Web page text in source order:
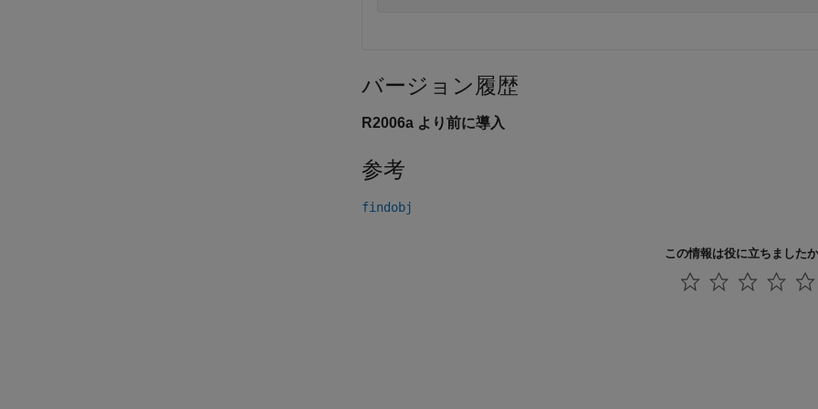
バージョン履歴
R2006a より前に導入
参考
findobj
この情報は役に立ちました